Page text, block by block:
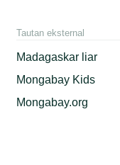
Tautan eksternal
Madagaskar liar
Mongabay Kids
Mongabay.org